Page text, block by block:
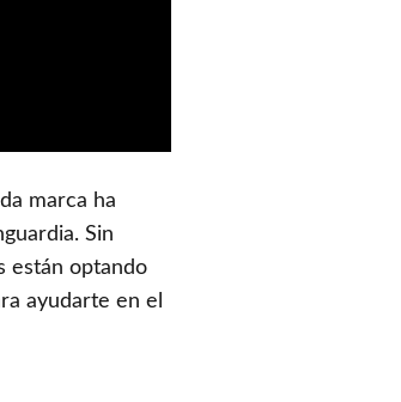
marca ha
Sin
están optando
ayudarte en el